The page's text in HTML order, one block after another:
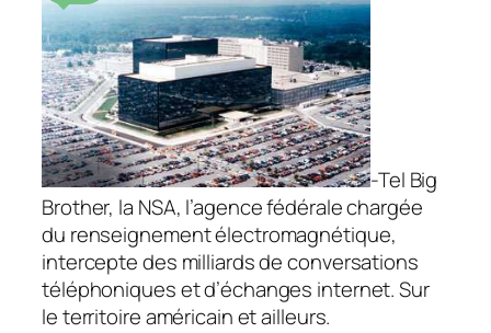
-Tel Big
Brother, la NSA, l’agence fédérale chargée
du renseignement électromagnétique,
intercepte des milliards de conversations
téléphoniques et d’échanges internet. Sur
le territoire américain et ailleurs.